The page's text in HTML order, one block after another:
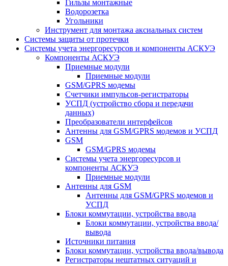
Гильзы монтажные
Водорозетка
Угольники
Инструмент для монтажа аксиальных систем
Системы защиты от протечки
Системы учета энергоресурсов и компоненты АСКУЭ
Компоненты АСКУЭ
Приемные модули
Приемные модули
GSM/GPRS модемы
Счетчики импульсов-регистраторы
УСПД (устройство сбора и передачи
данных)
Преобразователи интерфейсов
Антенны для GSM/GPRS модемов и УСПД
GSM
GSM/GPRS модемы
Системы учета энергоресурсов и
компоненты АСКУЭ
Приемные модули
Антенны для GSM
Антенны для GSM/GPRS модемов и
УСПД
Блоки коммутации, устройства ввода
Блоки коммутации, устройства ввода/
вывода
Источники питания
Блоки коммутации, устройства ввода/вывода
Регистраторы нештатных ситуаций и